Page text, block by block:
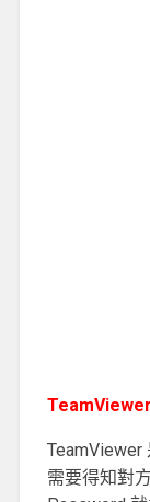
TeamViewer
需要得知對